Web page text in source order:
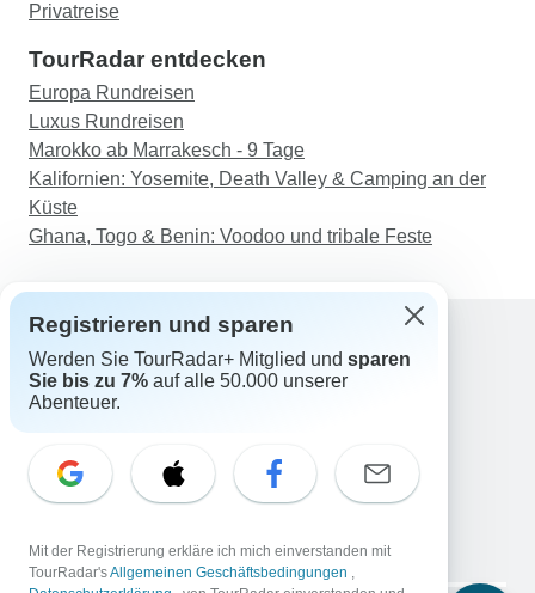
Privatreise
TourRadar entdecken
Europa Rundreisen
Luxus Rundreisen
Marokko ab Marrakesch - 9 Tage
Kalifornien: Yosemite, Death Valley & Camping an der
Küste
Ghana, Togo & Benin: Voodoo und tribale Feste
Support
Kontakt
Schweiz +41 225 183 195
E-Mail: support@tourradar.com
EN DE ES FR NL
Registrieren und sparen
Werden Sie TourRadar+ Mitglied und sparen
Sie bis zu 7% auf alle 50.000 unserer
Abenteuer.
Mit der Registrierung erkläre ich mich einverstanden mit
TourRadar'sAllgemeinen Geschäftsbedingungen ,